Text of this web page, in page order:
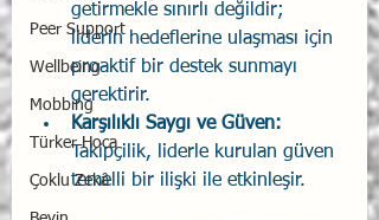
Peer Support
Wellbeing
Mobbing
Türker Hoca
Çoklu Zekâ
getirmekle sınırlı değildir;
liderin hedeflerine ulaşması için
proaktif bir destek sunmayı
gerektirir.
Karşılıklı Saygı ve Güven:
Takipçilik, liderle kurulan güven
temelli bir ilişki ile etkinleşir.